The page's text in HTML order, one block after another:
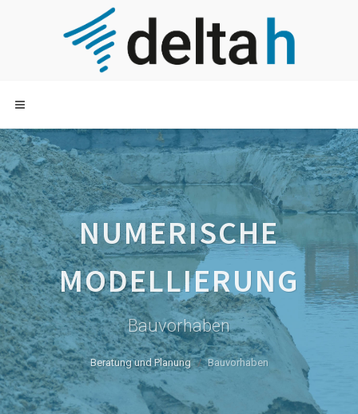
NUMERISCHE
MODELLIERUNG
Bauvorhaben
Beratung und Planung Bauvorhaben